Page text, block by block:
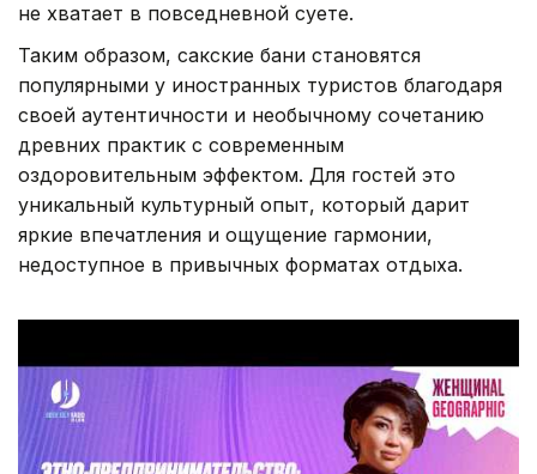
не хватает в повседневной суете.
Таким образом, сакские бани становятся
популярными у иностранных туристов благодаря
своей аутентичности и необычному сочетанию
древних практик с современным
оздоровительным эффектом. Для гостей это
уникальный культурный опыт, который дарит
яркие впечатления и ощущение гармонии,
недоступное в привычных форматах отдыха.